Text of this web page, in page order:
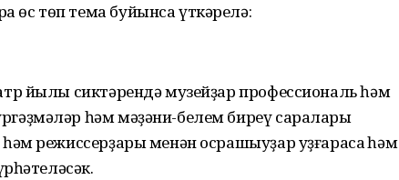
өс төп тема буйынса үткәрелә:
йылы сиктәрендә музейҙар профессиональ һәм
һәм мәҙәни-белем биреү саралары
һәм режиссерҙары менән осрашыуҙар уҙғарасаҡ һәм